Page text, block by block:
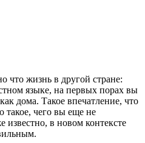
что жизнь в другой стране:
языке, на первых порах вы
дома. Такое впечатление, что
такое, чего вы еще не
известно, в новом контексте